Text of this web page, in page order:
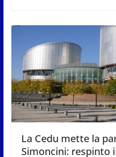
La Cedu mette la
Simoncini: respinto